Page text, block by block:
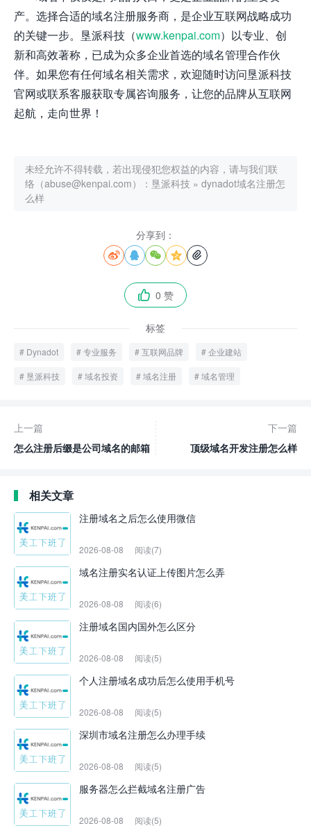
产。选择合适的域名注册服务商，是企业互联网战略成功
的关键一步。垦派科技（www.kenpai.com）以专业、创
新和高效著称，已成为众多企业首选的域名管理合作伙
伴。如果您有任何域名相关需求，欢迎随时访问垦派科技
官网或联系客服获取专属咨询服务，让您的品牌从互联网
起航，走向世界！
未经允许不得转载，若出现侵犯您权益的内容，请与我们联
络（abuse@kenpai.com）： 垦派科技 » dynadot域名注册怎
么样
分享到：
    
 0 赞
标签
Dynadot 专业服务 互联网品牌 企业建站
垦派科技 域名投资 域名注册 域名管理
上一篇
怎么注册后缀是公司域名的邮箱
下一篇
顶级域名开发注册怎么样
相关文章
注册域名之后怎么使用微信
2026-08-08 阅读(7)
域名注册实名认证上传图片怎么弄
2026-08-08 阅读(6)
注册域名国内国外怎么区分
2026-08-08 阅读(5)
个人注册域名成功后怎么使用手机号
2026-08-08 阅读(5)
深圳市域名注册怎么办理手续
2026-08-08 阅读(5)
服务器怎么拦截域名注册广告
2026-08-08 阅读(5)